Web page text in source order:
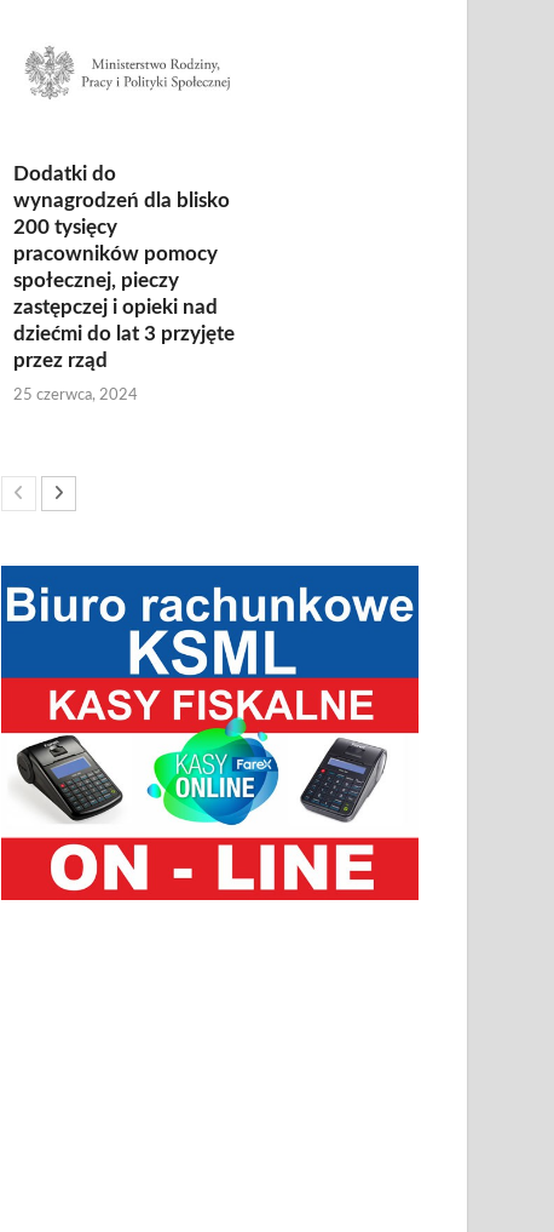
Dodatki do
wynagrodzeń dla blisko
200 tysięcy
pracowników pomocy
społecznej, pieczy
zastępczej i opieki nad
dziećmi do lat 3 przyjęte
przez rząd
25 czerwca, 2024